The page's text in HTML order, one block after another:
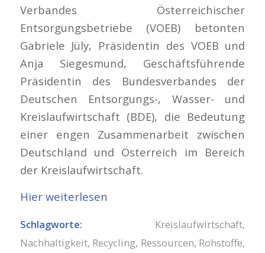
Verbandes Österreichischer
Entsorgungsbetriebe (VOEB) betonten
Gabriele Jüly, Präsidentin des VOEB und
Anja Siegesmund, Geschäftsführende
Präsidentin des Bundesverbandes der
Deutschen Entsorgungs-, Wasser- und
Kreislaufwirtschaft (BDE), die Bedeutung
einer engen Zusammenarbeit zwischen
Deutschland und Österreich im Bereich
der Kreislaufwirtschaft.
Hier weiterlesen
Schlagworte: Kreislaufwirtschaft,
Nachhaltigkeit, Recycling, Ressourcen, Rohstoffe,